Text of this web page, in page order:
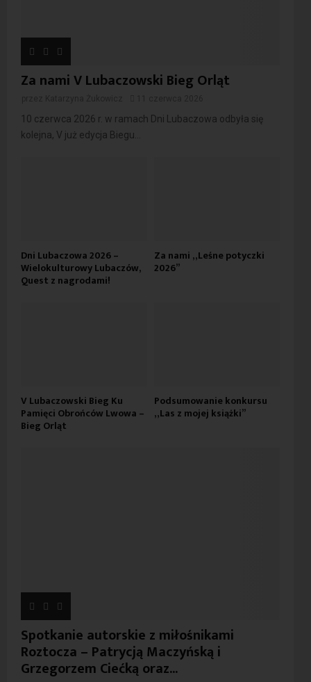
Za nami V Lubaczowski Bieg Orląt
10 czerwca 2026 r. w ramach Dni Lubaczowa odbyła się
kolejna, V już edycja Biegu...
Dni Lubaczowa 2026 –
Wielokulturowy Lubaczów,
Quest z nagrodami!
Za nami „Leśne potyczki
2026”
V Lubaczowski Bieg Ku
Pamięci Obrońców Lwowa –
Bieg Orląt
Podsumowanie konkursu
„Las z mojej książki”
Spotkanie autorskie z miłośnikami
Roztocza – Patrycją Maczyńską i
Grzegorzem Ciećką oraz...